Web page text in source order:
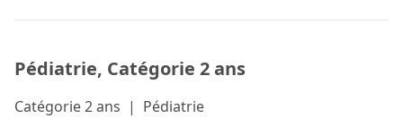
Pédiatrie, Catégorie 2 ans
Catégorie 2 ans | Pédiatrie